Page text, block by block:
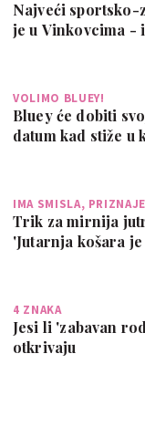
Najveći sportsko-
je u Vinkovcima -
VOLIMO BLUEY!
Bluey će dobiti
datum kad stiže u
IMA SMISLA,
Trik za mirnija
'Jutarnja košara
4 ZNAKA
Jesi li 'zabavan
otkrivaju